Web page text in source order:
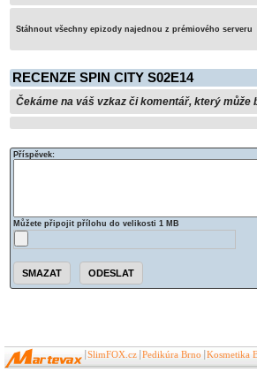
Stáhnout všechny epizody najednou z prémiového serveru
RECENZE SPIN CITY S02E14
Čekáme na váš vzkaz či komentář, který může
Příspěvek:
Můžete připojit přílohu do velikosti 1 MB
SlimFOX.cz Pedikúra Brno Kosmetika